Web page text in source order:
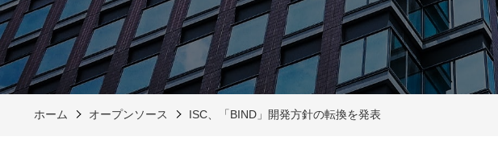
ホーム オープンソース ISC、「BIND」開発方針の転換を発表